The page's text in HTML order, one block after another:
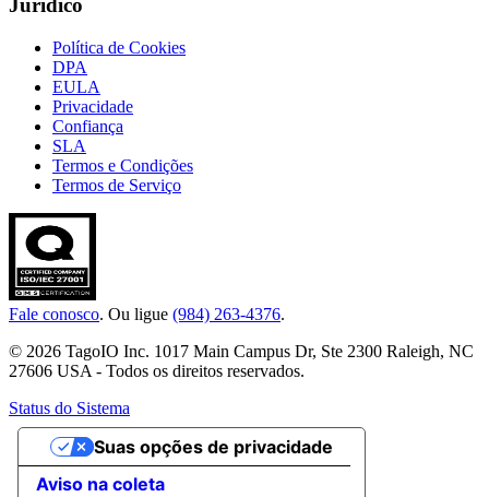
Jurídico
Política de Cookies
DPA
EULA
Privacidade
Confiança
SLA
Termos e Condições
Termos de Serviço
Fale conosco. Ou ligue (984) 263-4376.
© 2026 TagoIO Inc. 1017 Main Campus Dr, Ste 2300 Raleigh, NC
27606 USA - Todos os direitos reservados.
Status do Sistema
Aviso na coleta
Suas opções de privacidade